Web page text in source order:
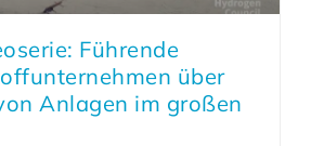
Führende
über
Anlagen im großen